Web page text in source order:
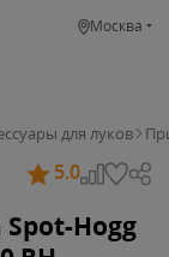
Москва
для луков
5.0
Hogg